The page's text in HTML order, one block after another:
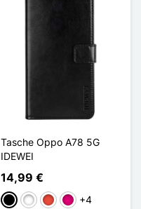
Tasche Oppo A78 5G
IDEWEI
14,99 €
Schwarz
WeißRot Magenta
+4